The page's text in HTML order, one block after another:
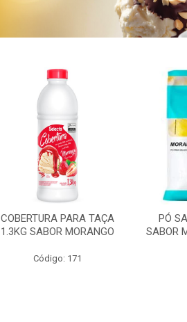
COBERTURA PARA TAÇA
1.3KG SABOR MORANGO
Código: 171
PÓ
SABOR